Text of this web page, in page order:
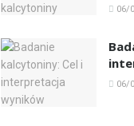
06/
06/